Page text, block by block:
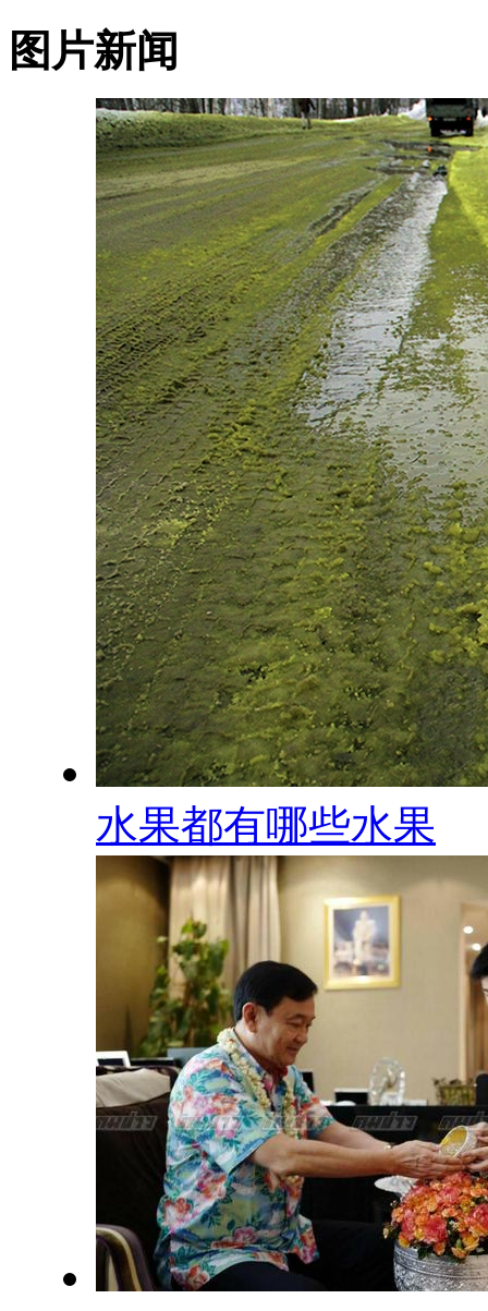
图片新闻
水果都有哪些水果